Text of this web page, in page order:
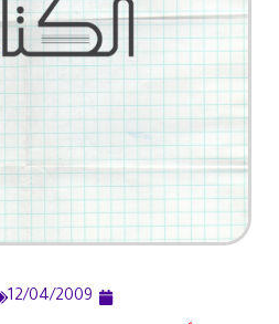
12/04/2009